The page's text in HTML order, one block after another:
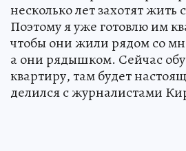
несколько лет захотят жить
Поэтому я уже готовлю им
чтобы они жили рядом со
а они рядышком. Сейчас
квартиру, там будет
делился с журналистами